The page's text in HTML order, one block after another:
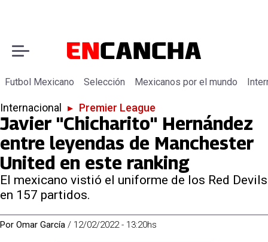
Futbol Mexicano Selección Mexicanos por el mundo
Internacional ▸ Premier League
Javier "Chicharito" Hernández
entre leyendas de Manchester
United en este ranking
El mexicano vistió el uniforme de los Red Devils
en 157 partidos.
Por Omar García / 12/02/2022 - 13:20hs